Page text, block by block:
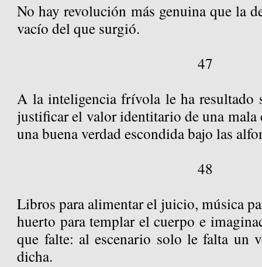
No hay revolución más genuina que la
vacío del que surgió.
47
A la inteligencia frívola le ha resultado
justificar el valor identitario de una mala
una buena verdad escondida bajo las
48
Libros para alimentar el juicio, música
huerto para templar el cuerpo e
que falte: al escenario solo le falta un
dicha.